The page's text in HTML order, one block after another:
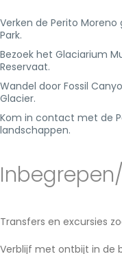
Verken de Perito Moreno
Park.
Bezoek het Glaciarium
Reservaat.
Wandel door Fossil
Glacier.
Kom in contact met de
landschappen.
Transfers en excursies
Verblijf met ontbijt in de